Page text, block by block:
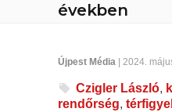
években
Újpest Média | 2024.
Czigler László,
rendőrség,